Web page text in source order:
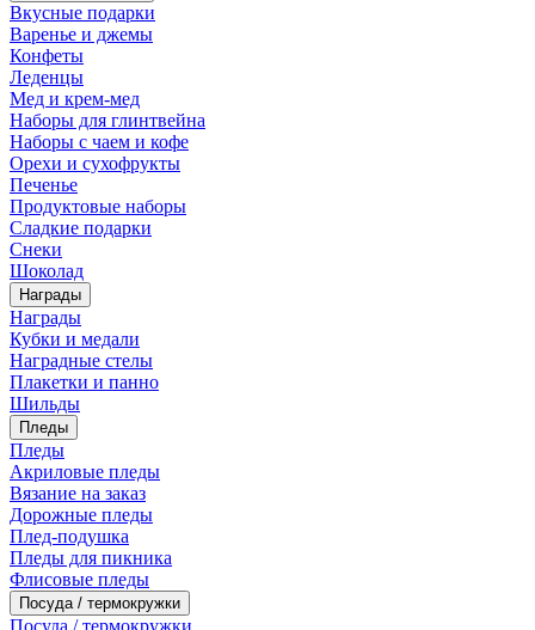
Вкусные подарки
Варенье и джемы
Конфеты
Леденцы
Мед и крем-мед
Наборы для глинтвейна
Наборы с чаем и кофе
Орехи и сухофрукты
Печенье
Продуктовые наборы
Сладкие подарки
Снеки
Шоколад
Награды
Награды
Кубки и медали
Наградные стелы
Плакетки и панно
Шильды
Пледы
Пледы
Акриловые пледы
Вязание на заказ
Дорожные пледы
Плед-подушка
Пледы для пикника
Флисовые пледы
Посуда / термокружки
Посуда / термокружки